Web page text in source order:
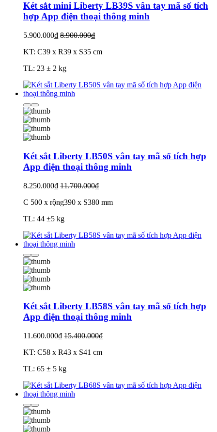
Két sắt mini Liberty LB39S vân tay mã số tích
hợp App điện thoại thông minh
5.900.000₫ 8.900.000₫
KT: C39 x R39 x S35 cm
TL: 23 ± 2 kg
Két sắt Liberty LB50S vân tay mã số tích hợp
App điện thoại thông minh
8.250.000₫ 11.700.000₫
C 500 x rộng390 x S380 mm
TL: 44 ±5 kg
Két sắt Liberty LB58S vân tay mã số tích hợp
App điện thoại thông minh
11.600.000₫ 15.400.000₫
KT: C58 x R43 x S41 cm
TL: 65 ± 5 kg